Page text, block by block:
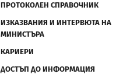
ПРОТОКОЛЕН СПРАВОЧНИК
ИЗКАЗВАНИЯ И ИНТЕРВЮТА НА
МИНИСТЪРА
КАРИЕРИ
ДОСТЪП ДО ИНФОРМАЦИЯ